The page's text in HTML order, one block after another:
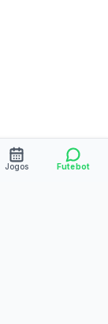
Jogos Futebot